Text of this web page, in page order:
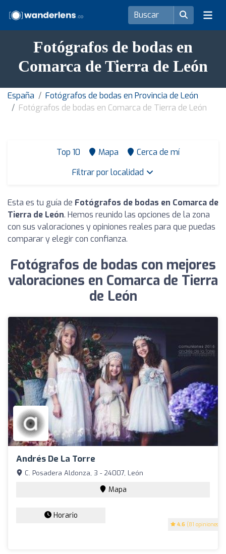
Fotógrafos de bodas en
Comarca de Tierra de León
España
Fotógrafos de bodas en Provincia de León
Fotógrafos de bodas en Comarca de Tierra de León
Top 10 Mapa
Cerca de mí
Filtrar por localidad
Esta es tu guía de Fotógrafos de bodas en Comarca de
Tierra de León. Hemos reunido las opciones de la zona
con sus valoraciones y opiniones reales para que puedas
comparar y elegir con confianza.
Fotógrafos de bodas con mejores
valoraciones en Comarca de Tierra
de León
Andrés De La Torre
4.6 (81 opiniones)
C. Posadera Aldonza, 3 - 24007, León
Mapa
Horario